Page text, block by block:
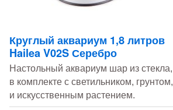
Круглый аквариум 1,8 литров
Hailea V02S Серебро
Настольный аквариум шар из стекла,
в комплекте с светильником, грунтом,
и искусственным растением.